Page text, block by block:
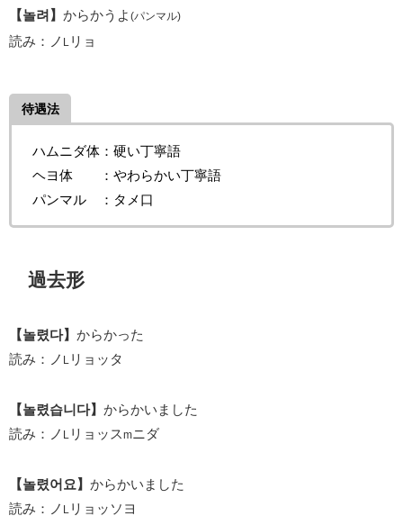
【놀려】 からかうよ (パンマル)
読み：ノ リョ
待遇法
ハムニダ体：硬い丁寧語
ヘヨ体 ：やわらかい丁寧語
パンマル ：タメ口
過去形
【놀렸다】 からかった
読み：ノ
リョッタ
【놀렸습니다】 からかいました
読み：ノ
リョッス m ニダ
【놀렸어요】 からかいました
読み：ノ
リョッソヨ